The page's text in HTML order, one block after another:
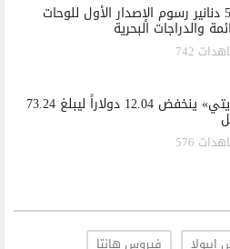
«الداخلية»: 5 دنانير رسوم الإصدار الأول للوحات
والدراجات البحرية
742
«النفط الكويتي» ينخفض 12.04 دولاراً ليبلغ 73.24
576
إيبولا
فيروس هانتا